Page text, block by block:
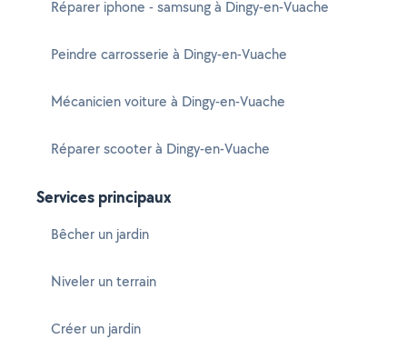
Réparer iphone - samsung à Dingy-en-Vuache
Peindre carrosserie à Dingy-en-Vuache
Mécanicien voiture à Dingy-en-Vuache
Réparer scooter à Dingy-en-Vuache
Services principaux
Bêcher un jardin
Niveler un terrain
Créer un jardin